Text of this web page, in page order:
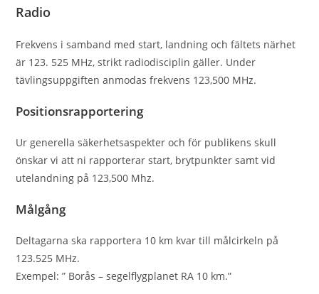
Radio
Frekvens i samband med start, landning och fältets närhet
är 123. 525 MHz, strikt radiodisciplin gäller. Under
tävlingsuppgiften anmodas frekvens 123,500 MHz.
Positionsrapportering
Ur generella säkerhetsaspekter och för publikens skull
önskar vi att ni rapporterar start, brytpunkter samt vid
utelandning på 123,500 Mhz.
Målgång
Deltagarna ska rapportera 10 km kvar till målcirkeln på
123.525 MHz.
Exempel: ” Borås – segelﬂygplanet RA 10 km.”